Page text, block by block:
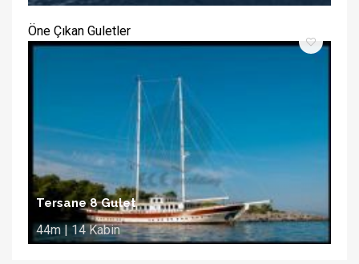
Öne Çıkan Guletler
Tersane 8 Gulet
44m | 14 Kabin